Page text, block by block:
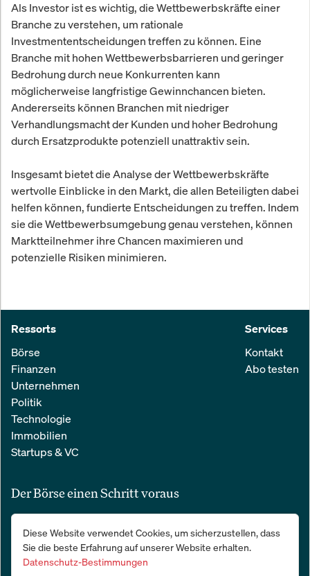
Als Investor ist es wichtig, die Wettbewerbskräfte einer
Branche zu verstehen, um rationale
Investmententscheidungen treffen zu können. Eine
Branche mit hohen Wettbewerbsbarrieren und geringer
Bedrohung durch neue Konkurrenten kann
möglicherweise langfristige Gewinnchancen bieten.
Andererseits können Branchen mit niedriger
Verhandlungsmacht der Kunden und hoher Bedrohung
durch Ersatzprodukte potenziell unattraktiv sein.
Insgesamt bietet die Analyse der Wettbewerbskräfte
wertvolle Einblicke in den Markt, die allen Beteiligten dabei
helfen können, fundierte Entscheidungen zu treffen. Indem
sie die Wettbewerbsumgebung genau verstehen, können
Marktteilnehmer ihre Chancen maximieren und
potenzielle Risiken minimieren.
Ressorts
Börse
Finanzen
Unternehmen
Politik
Technologie
Immobilien
Startups & VC
Services
Kontakt
Abo testen
Der Börse einen Schritt voraus
Alle relevanten Nachrichten aus Wirtschaft und Finanzen in einer
einfachen E-Mail. 100 % kostenlos:
Diese Website verwendet Cookies, um sicherzustellen, dass
Sie die beste Erfahrung auf unserer Website erhalten.
Datenschutz-Bestimmungen